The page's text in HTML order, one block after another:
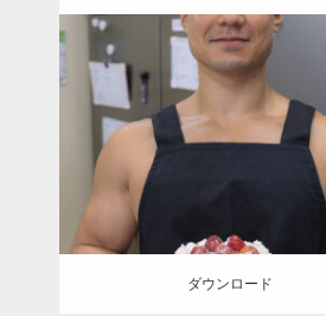
Update:
2023.02.11
Category:
ケーキ屋さんのマッチ
ンジの人 TOSHI(大胸筋) 上腕二
白 (福岡)
ダウンロード
ダウンロード